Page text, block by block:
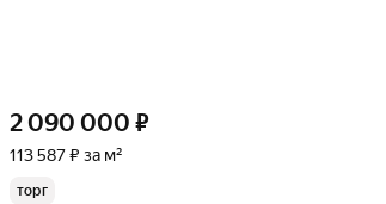
2 090 000 ₽
113 587 ₽ за м²
торг